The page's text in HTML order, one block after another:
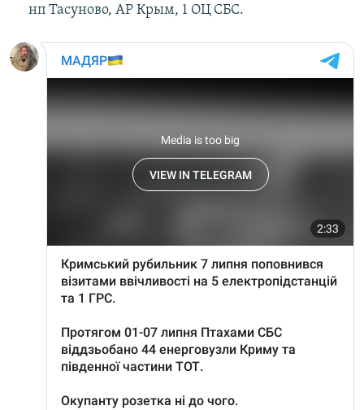
нп Тасуново, АР Крым, 1 ОЦ СБС.